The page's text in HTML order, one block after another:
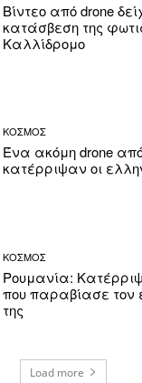
Βίντεο από drone
κατάσβεση της
Καλλίδρομο
ΚΟΣΜΟΣ
Ένα ακόμη drone
κατέρριψαν οι
ΚΟΣΜΟΣ
Ρουμανία:
που παραβίασε τον
της
Load more